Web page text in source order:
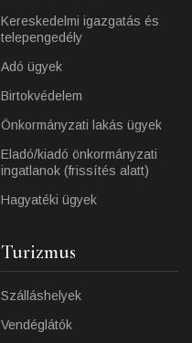
Kereskedelmi igazgatás és
telepengedély
Adó ügyek
Birtokvédelem
Önkormányzati lakás ügyek
Eladó/kiadó önkormányzati
ingatlanok (frissítés alatt)
Hagyatéki ügyek
Turizmus
Szálláshelyek
Vendéglátók